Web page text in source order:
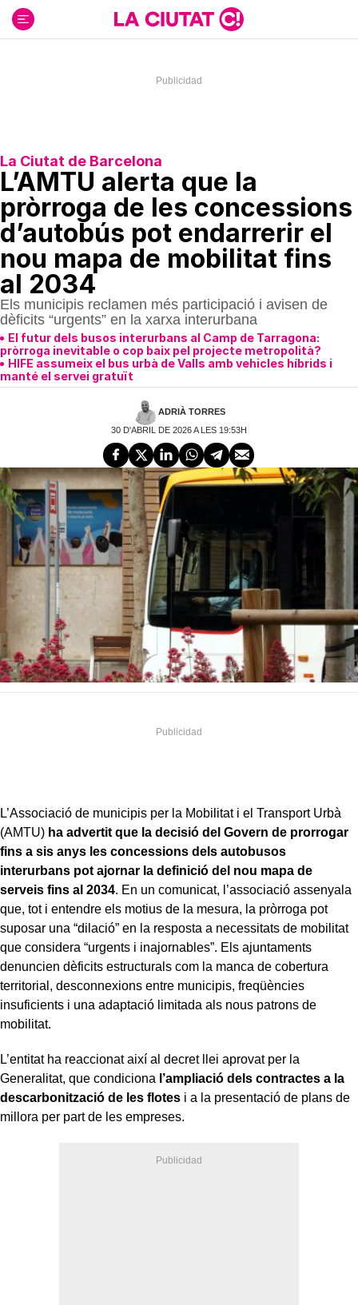
contenido
La Ciutat de Barcelona
L’AMTU alerta que la
pròrroga de les concessions
d’autobús pot endarrerir el
nou mapa de mobilitat fins
al 2034
Els municipis reclamen més participació i avisen de
dèficits “urgents” en la xarxa interurbana
El futur dels busos interurbans al Camp de Tarragona:
pròrroga inevitable o cop baix pel projecte metropolità?
HIFE assumeix el bus urbà de Valls amb vehicles híbrids i
manté el servei gratuït
ADRIÀ TORRES
30 D'ABRIL DE 2026 A LES 19:53H
L’Associació de municipis per la Mobilitat i el Transport Urbà
(AMTU) ha advertit que la decisió del Govern de prorrogar
fins a sis anys les concessions dels autobusos
interurbans pot ajornar la definició del nou mapa de
serveis fins al 2034. En un comunicat, l’associació assenyala
que, tot i entendre els motius de la mesura, la pròrroga pot
suposar una “dilació” en la resposta a necessitats de mobilitat
que considera “urgents i inajornables”. Els ajuntaments
denuncien dèficits estructurals com la manca de cobertura
territorial, desconnexions entre municipis, freqüències
insuficients i una adaptació limitada als nous patrons de
mobilitat.
L’entitat ha reaccionat així al decret llei aprovat per la
Generalitat, que condiciona l’ampliació dels contractes a la
descarbonització de les flotes i a la presentació de plans de
millora per part de les empreses.